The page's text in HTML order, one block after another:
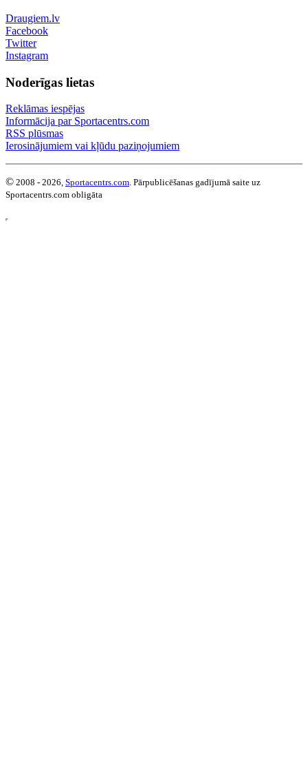
Draugiem.lv
Facebook
Twitter
Instagram
Noderīgas lietas
Reklāmas iespējas
Informācija par Sportacentrs.com
RSS plūsmas
Ierosinājumiem vai kļūdu paziņojumiem
© 2008 - 2026, Sportacentrs.com. Pārpublicēšanas gadījumā saite uz
Sportacentrs.com obligāta